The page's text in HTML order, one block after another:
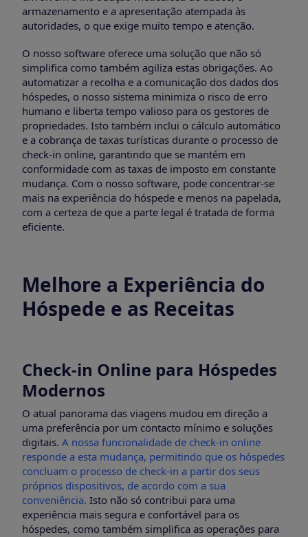
armazenamento e a apresentação atempada às
autoridades, o que exige muito tempo e atenção.
O nosso software oferece uma solução que não só
simplifica como também agiliza estas obrigações. Ao
automatizar a recolha e a comunicação dos dados dos
hóspedes, o nosso sistema minimiza o risco de erro
humano e liberta tempo valioso para os gestores de
propriedades. Isto também inclui o cálculo automático
e a cobrança de taxas turísticas durante o processo de
check-in online, garantindo que se mantém em
conformidade com as taxas de imposto em constante
mudança. Com o nosso software, pode concentrar-se
mais na experiência do hóspede e menos na papelada,
com a certeza de que a parte legal é tratada de forma
eficiente.
Melhore a Experiência do
Hóspede e as Receitas
Check-in Online para Hóspedes
Modernos
O atual panorama das viagens mudou em direção a
uma preferência por um contacto mínimo e soluções
digitais. A nossa funcionalidade de check-in online
responde a esta mudança, permitindo que os hóspedes
concluam o processo de check-in a partir dos seus
próprios dispositivos, de acordo com a sua
conveniência. Isto não só contribui para uma
experiência mais segura e confortável para os
hóspedes, como também simplifica as operações para